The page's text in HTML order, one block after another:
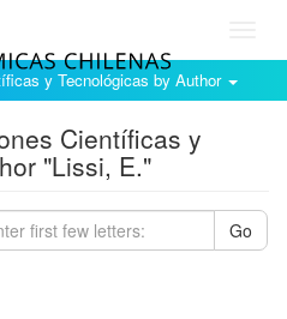
y Tecnológicas by Author
Científicas y
"Lissi, E."
Go